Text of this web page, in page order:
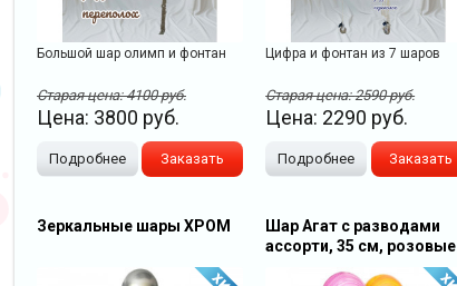
Большой шар олимп и фонтан
Старая цена:4100руб.
Цена: 3800 руб.
Подробнее Заказать
Цифра и фонтан из 7 шаров
Старая цена:2590руб.
Цена: 2290 руб.
Подробнее Заказать
Зеркальные шары ХРОМ
Шар Агат с разводами
ассорти, 35 см, розовые